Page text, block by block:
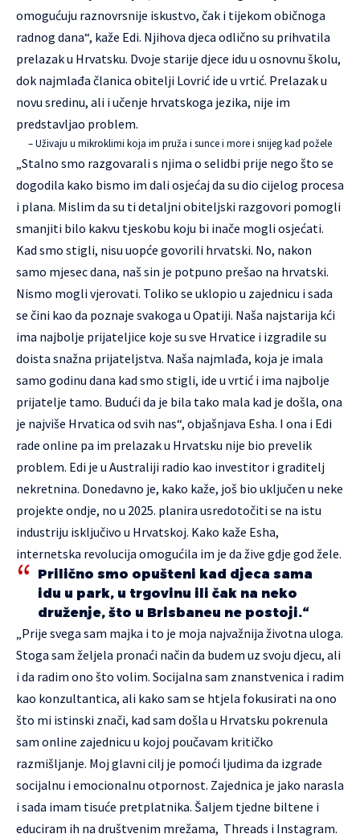
omogućuju raznovrsnije iskustvo, čak i tijekom običnoga
radnog dana“, kaže Edi. Njihova djeca odlično su prihvatila
prelazak u Hrvatsku. Dvoje starije djece idu u osnovnu školu,
dok najmlađa članica obitelji Lovrić ide u vrtić. Prelazak u
novu sredinu, ali i učenje hrvatskoga jezika, nije im
predstavljao problem.
– Uživaju u mikroklimi koja im pruža i sunce i more i snijeg kad požele
„Stalno smo razgovarali s njima o selidbi prije nego što se
dogodila kako bismo im dali osjećaj da su dio cijelog procesa
i plana. Mislim da su ti detaljni obiteljski razgovori pomogli
smanjiti bilo kakvu tjeskobu koju bi inače mogli osjećati.
Kad smo stigli, nisu uopće govorili hrvatski. No, nakon
samo mjesec dana, naš sin je potpuno prešao na hrvatski.
Nismo mogli vjerovati. Toliko se uklopio u zajednicu i sada
se čini kao da poznaje svakoga u Opatiji. Naša najstarija kći
ima najbolje prijateljice koje su sve Hrvatice i izgradile su
doista snažna prijateljstva. Naša najmlađa, koja je imala
samo godinu dana kad smo stigli, ide u vrtić i ima najbolje
prijatelje tamo. Budući da je bila tako mala kad je došla, ona
je najviše Hrvatica od svih nas“, objašnjava Esha. I ona i Edi
rade online pa im prelazak u Hrvatsku nije bio prevelik
problem. Edi je u Australiji radio kao investitor i graditelj
nekretnina. Donedavno je, kako kaže, još bio uključen u neke
projekte ondje, no u 2025. planira usredotočiti se na istu
industriju isključivo u Hrvatskoj. Kako kaže Esha,
internetska revolucija omogućila im je da žive gdje god žele.
Prilično smo opušteni kad djeca sama
idu u park, u trgovinu ili čak na neko
druženje, što u Brisbaneu ne postoji.“
„Prije svega sam majka i to je moja najvažnija životna uloga.
Stoga sam željela pronaći način da budem uz svoju djecu, ali
i da radim ono što volim. Socijalna sam znanstvenica i radim
kao konzultantica, ali kako sam se htjela fokusirati na ono
što mi istinski znači, kad sam došla u Hrvatsku pokrenula
sam online zajednicu u kojoj poučavam kritičko
razmišljanje. Moj glavni cilj je pomoći ljudima da izgrade
socijalnu i emocionalnu otpornost. Zajednica je jako narasla
i sada imam tisuće pretplatnika. Šaljem tjedne biltene i
educiram ih na društvenim mrežama, Threads i Instagram.